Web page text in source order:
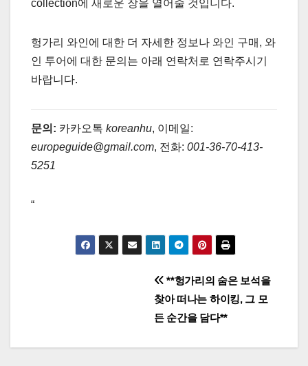
collection에 새로운 장을 열어줄 것입니다.
헝가리 와인에 대한 더 자세한 정보나 와인 구매, 와
인 투어에 대한 문의는 아래 연락처로 연락주시기
바랍니다.
문의: 카카오톡 koreanhu, 이메일:
europeguide@gmail.com, 전화: 001-36-70-413-
5251
“
색
**헝가리의 숨은 보석을
찾아 떠나는 하이킹, 그 모
든 순간을 담다**